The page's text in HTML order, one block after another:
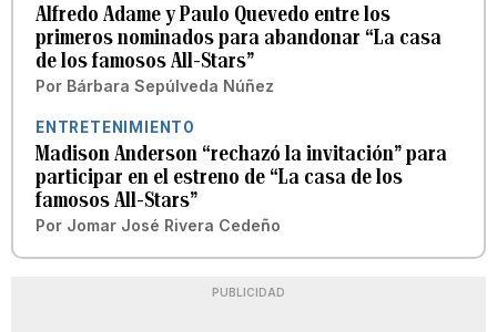
Alfredo Adame y Paulo Quevedo entre los
primeros nominados para abandonar “La casa
de los famosos All-Stars”
Por Bárbara Sepúlveda Núñez
ENTRETENIMIENTO
Madison Anderson “rechazó la invitación” para
participar en el estreno de “La casa de los
famosos All-Stars”
Por Jomar José Rivera Cedeño
PUBLICIDAD